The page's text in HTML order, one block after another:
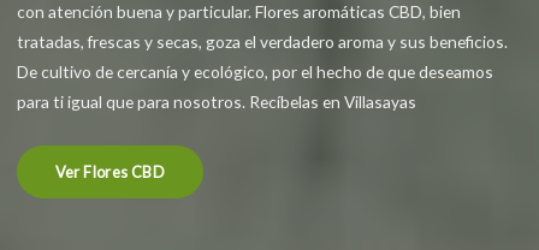
con atención buena y particular. Flores aromáticas CBD, bien
tratadas, frescas y secas, goza el verdadero aroma y sus beneficios.
De cultivo de cercanía y ecológico, por el hecho de que deseamos
para ti igual que para nosotros. Recíbelas en Villasayas
Ver Flores CBD